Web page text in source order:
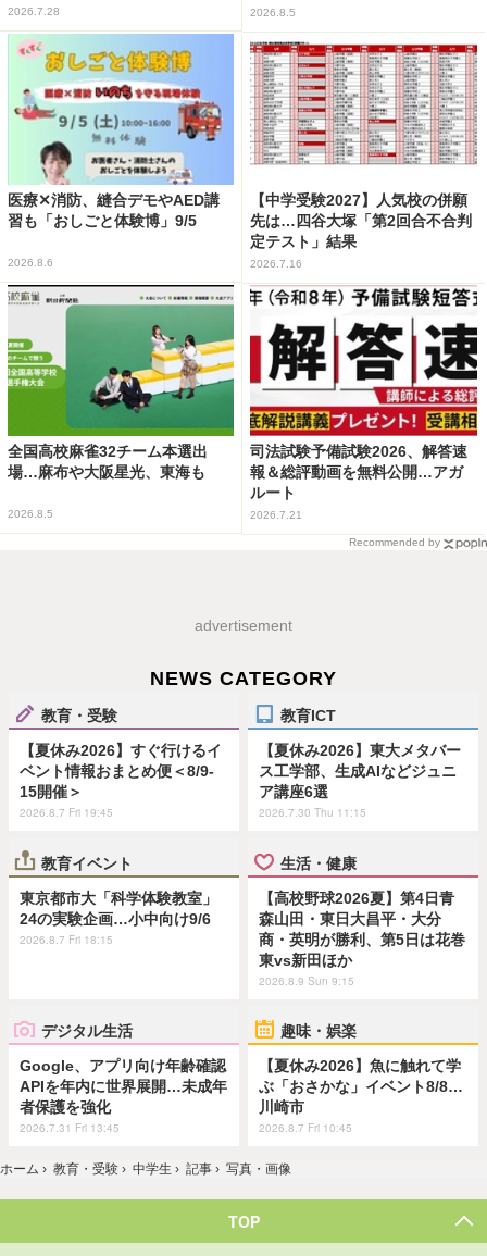
2026.7.28 2026.8.5
医療✕消防、縫合デモやAED講
習も「おしごと体験博」9/5
2026.8.6
【中学受験2027】人気校の併願
先は…四谷大塚「第2回合不合判
定テスト」結果
2026.7.16
全国高校麻雀32チーム本選出
場…麻布や大阪星光、東海も
2026.8.5
司法試験予備試験2026、解答速
報＆総評動画を無料公開…アガ
ルート
2026.7.21
Recommended by
advertisement
NEWS CATEGORY
教育・受験
【夏休み2026】すぐ行けるイ
ベント情報おまとめ便＜8/9-
15開催＞
2026.8.7 Fri 19:45
教育ICT
【夏休み2026】東大メタバー
ス工学部、生成AIなどジュニ
ア講座6選
2026.7.30 Thu 11:15
教育イベント
東京都市大「科学体験教室」
24の実験企画…小中向け9/6
2026.8.7 Fri 18:15
生活・健康
【高校野球2026夏】第4日青
森山田・東日大昌平・大分
商・英明が勝利、第5日は花巻
東vs新田ほか
2026.8.9 Sun 9:15
デジタル生活
Google、アプリ向け年齢確認
APIを年内に世界展開…未成年
者保護を強化
2026.7.31 Fri 13:45
趣味・娯楽
【夏休み2026】魚に触れて学
ぶ「おさかな」イベント8/8…
川崎市
2026.8.7 Fri 10:45
ホーム › 教育・受験 › 中学生 › 記事 › 写真・画像
TOP